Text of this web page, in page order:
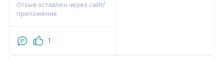
Исходила человечность
и внимание к моей
рекомендации и советы
Отзыв оставлен через сайт/
приложение
1